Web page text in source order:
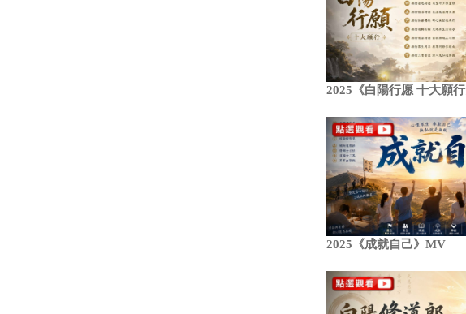
2025《白陽行愿 十大願
2025《成就自己》MV